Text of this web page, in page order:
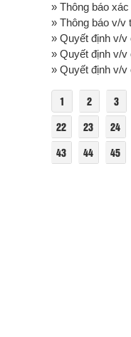
» Thông báo
» Thông báo v/v
» Quyết định v/v
» Quyết định v/v
» Quyết định v/v
1 2 3
22
23 24
43
44 45